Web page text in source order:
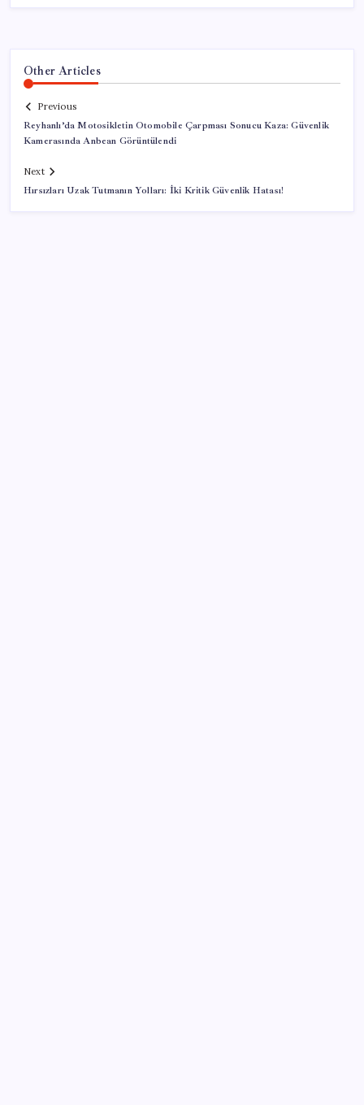
Other Articles
Previous
Reyhanlı’da Motosikletin Otomobile Çarpması Sonucu Kaza: Güvenlik
Kamerasında Anbean Görüntülendi
Next
Hırsızları Uzak Tutmanın Yolları: İki Kritik Güvenlik Hatası!